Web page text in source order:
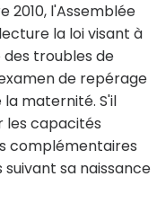
2010, l'Assemblée
la loi visant à
troubles de
de repérage
maternité. S'il
les capacités
complémentaires
sa naissance